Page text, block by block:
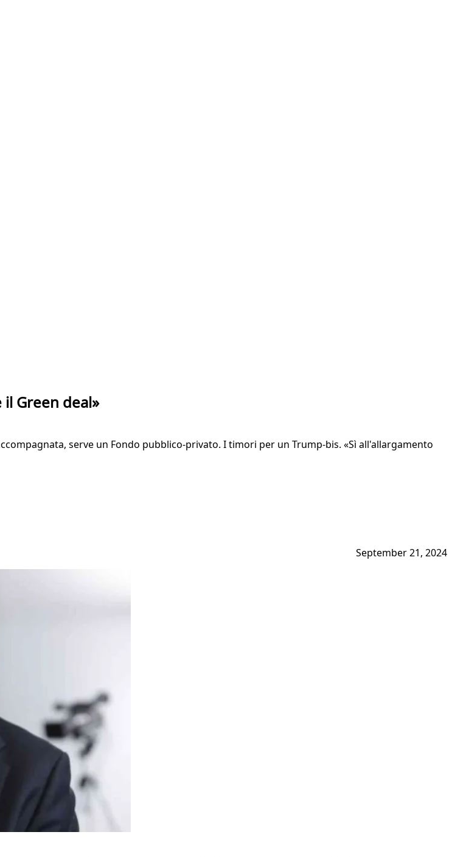
il Green deal»
serve un Fondo pubblico-privato. I timori per un Trump-bis. «Sì all'allargamento
September 21, 2024